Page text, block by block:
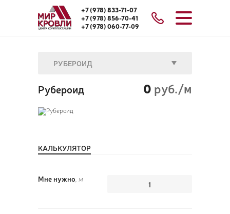
+7 (978) 833-71-07
+7 (978) 856-70-41
+7 (978) 060-77-09
РУБЕРОИД
Рубероид 0 руб./м
КАЛЬКУЛЯТОР
Мне нужно , м